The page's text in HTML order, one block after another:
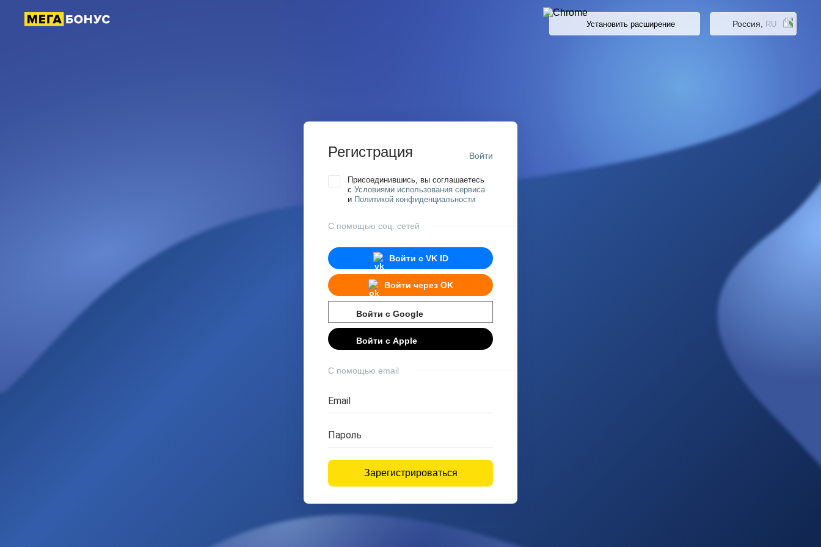
Регистрация Войти
Присоединившись, вы соглашаетесь
с Условиями использования сервиса
и Политикой конфиденциальности
С помощью соц. сетей
Войти с VK ID
Войти через OK
Войти с Google
Войти с Apple
С помощью email
Email
Пароль
Зарегистрироваться
Установить расширение Россия, RU